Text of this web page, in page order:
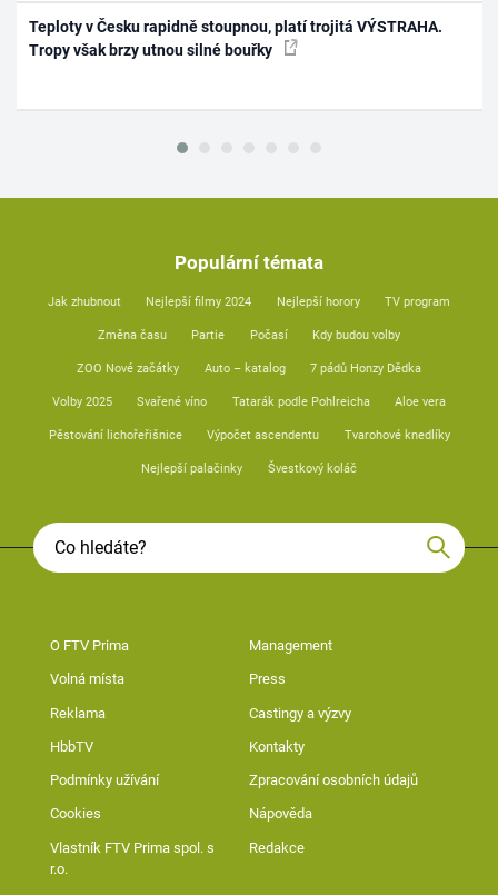
Teploty v Česku rapidně stoupnou, platí trojitá VÝSTRAHA.
Tropy však brzy utnou silné bouřky
Populární témata
Jak zhubnout Nejlepší filmy 2024 Nejlepší horory TV program
Změna času Partie Počasí Kdy budou volby
ZOO Nové začátky Auto – katalog 7 pádů Honzy Dědka
Volby 2025 Svařené víno Tatarák podle Pohlreicha Aloe vera
Pěstování lichořeřišnice Výpočet ascendentu Tvarohové knedlíky
Nejlepší palačinky Švestkový koláč
O FTV Prima Management
Volná místa Press
Reklama Castingy a výzvy
HbbTV Kontakty
Podmínky užívání Zpracování osobních údajů
Cookies Nápověda
Vlastník FTV Prima spol. s
r.o.
Redakce